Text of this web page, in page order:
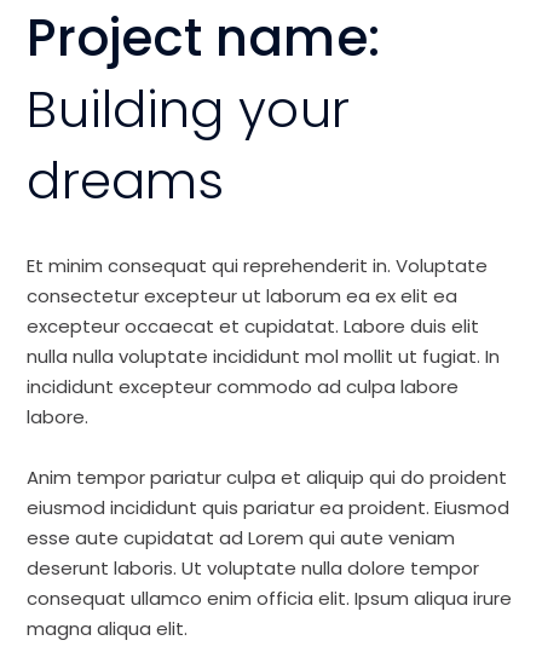
Project name:
Building your
dreams
Et minim consequat qui reprehenderit in. Voluptate
consectetur excepteur ut laborum ea ex elit ea
excepteur occaecat et cupidatat. Labore duis elit
nulla nulla voluptate incididunt mol mollit ut fugiat. In
incididunt excepteur commodo ad culpa labore
labore.
Anim tempor pariatur culpa et aliquip qui do proident
eiusmod incididunt quis pariatur ea proident. Eiusmod
esse aute cupidatat ad Lorem qui aute veniam
deserunt laboris. Ut voluptate nulla dolore tempor
consequat ullamco enim officia elit. Ipsum aliqua irure
magna aliqua elit.